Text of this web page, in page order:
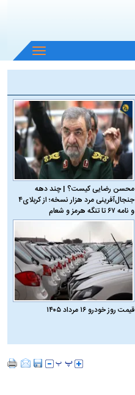
باز
و
منو
محسن رضایی کیست؟ | چند دهه
جنجال‌آفرینی مرد هزار نسخه؛ از کربلای۴
و نامه ۶۷ تا تنگه هرمز و شعام
قیمت روز خودرو ۱۶ مرداد ۱۴۰۵